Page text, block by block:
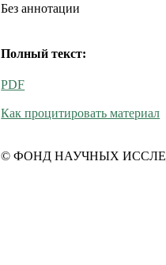
Без аннотации
Полный текст:
PDF
Как процитировать материал
© ФОНД НАУЧНЫХ